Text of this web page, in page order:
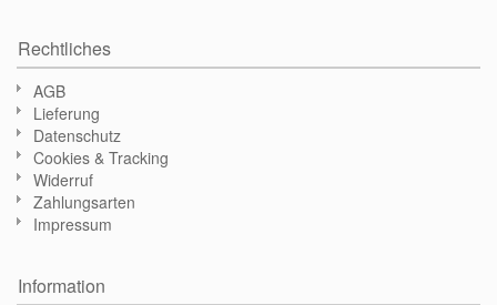
Rechtliches
AGB
Lieferung
Datenschutz
Cookies & Tracking
Widerruf
Zahlungsarten
Impressum
Information